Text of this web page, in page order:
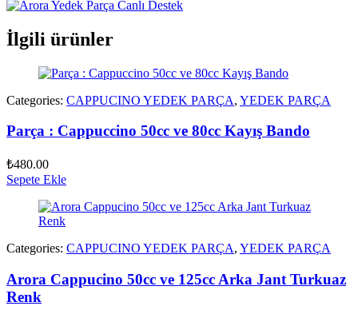
İlgili ürünler
Categories: CAPPUCINO YEDEK PARÇA, YEDEK PARÇA
Parça : Cappuccino 50cc ve 80cc Kayış Bando
₺480.00
Sepete Ekle
Categories: CAPPUCINO YEDEK PARÇA, YEDEK PARÇA
Arora Cappucino 50cc ve 125cc Arka Jant Turkuaz
Renk